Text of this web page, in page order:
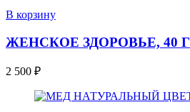
В корзину
ЖЕНСКОЕ ЗДОРОВЬЕ, 40 Г
2 500 ₽